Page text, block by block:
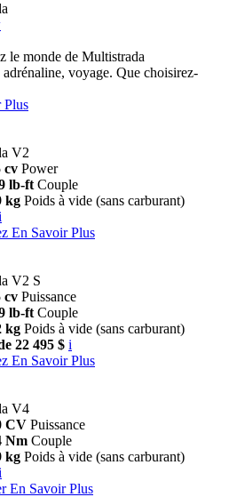
le monde de Multistrada
voyage. Que choisirez-
Plus
V2
cv Power
lb-ft Couple
kg Poids à vide (sans carburant)
En Savoir Plus
V2 S
cv Puissance
lb-ft Couple
kg Poids à vide (sans carburant)
22 495 $ i
En Savoir Plus
V4
CV Puissance
Nm Couple
kg Poids à vide (sans carburant)
En Savoir Plus